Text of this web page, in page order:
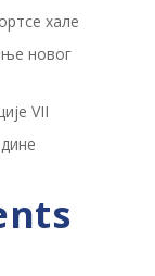
хале
новог
VII